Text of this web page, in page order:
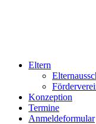
Eltern
Konzeption
Termine
Anmeldeformular